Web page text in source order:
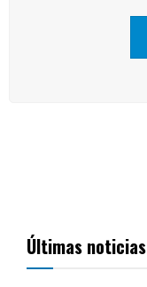
Últimas noticias